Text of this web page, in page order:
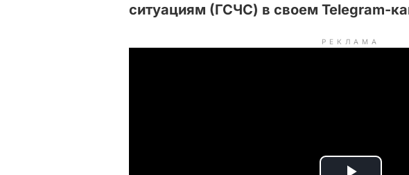
ситуациям (ГСЧС) в своем Telegram-
РЕКЛАМА